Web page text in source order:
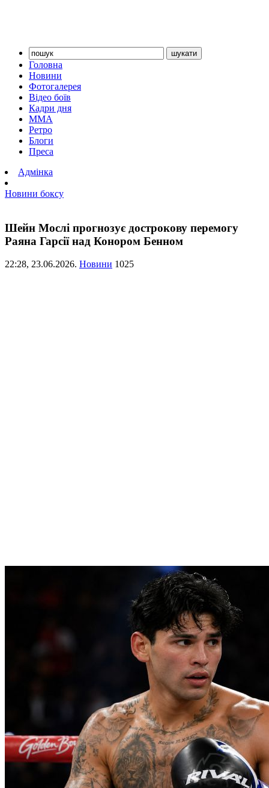
Головна
Новини
Фотогалерея
Відео боїв
Кадри дня
ММА
Ретро
Блоги
Преса
Адмінка
Новини боксу
Шейн Мослі прогнозує дострокову перемогу
Раяна Гарсії над Конором Бенном
22:28, 23.06.2026. Новини 1025